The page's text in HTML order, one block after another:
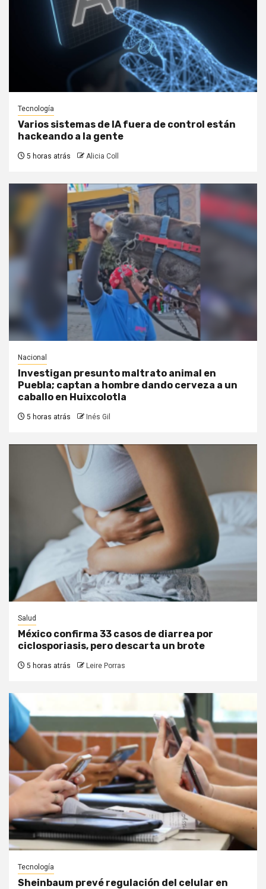
Tecnología
Varios sistemas de IA fuera de control están
hackeando a la gente
5 horas atrás Alicia Coll
Nacional
Investigan presunto maltrato animal en
Puebla; captan a hombre dando cerveza a un
caballo en Huixcolotla
5 horas atrás Inés Gil
Salud
México confirma 33 casos de diarrea por
ciclosporiasis, pero descarta un brote
5 horas atrás Leire Porras
Tecnología
Sheinbaum prevé regulación del celular en